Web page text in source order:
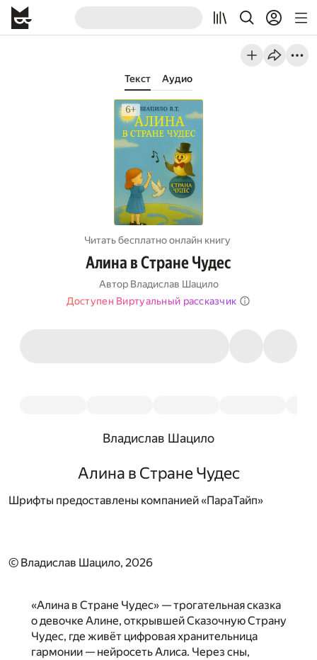
Текст Аудио
Читать бесплатно онлайн книгу
Алина в Стране Чудес
Автор Владислав Шацило
Доступен Виртуальный рассказчик
Владислав Шацило
Алина в Стране Чудес
Шрифты предоставлены компанией «ПараТайп»
© Владислав Шацило, 2026
«Алина в Стране Чудес» — трогательная сказка
о девочке Алине, открывшей Сказочную Страну
Чудес, где живёт цифровая хранительница
гармонии — нейросеть Алиса. Через сны,